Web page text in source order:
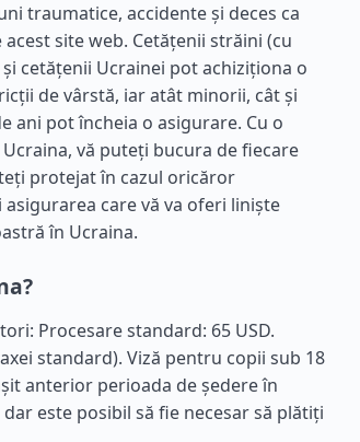
traumatice, accidente și deces ca
site web. Cetățenii străini (cu
cetățenii Ucrainei pot achiziționa o
de vârstă, iar atât minorii, cât și
ani pot încheia o asigurare. Cu o
vă puteți bucura de fiecare
protejat în cazul oricăror
care vă va oferi liniște
în Ucraina.
Procesare standard: 65 USD.
standard). Viză pentru copii sub 18
anterior perioada de ședere în
este posibil să fie necesar să plătiți